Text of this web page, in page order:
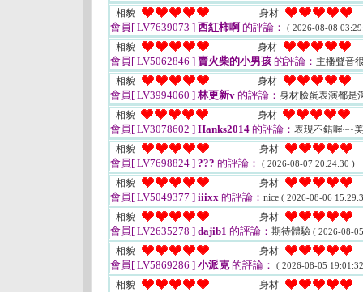
相貌 身材
會員[ LV7639073 ] 西紅柿啊 的評論： ( 2026-08-08
相貌 身材
會員[ LV5062846 ] 賣火柴的小男孩 的評論： 主播聲音
相貌
身材
會員[ LV3994060 ] 林更新v 的評論： 身材臉蛋表演都是
相貌
身材
會員[ LV3078602 ] Hanks2014 的評論： 表現不錯喔~~
相貌
身材
會員[ LV7698824 ] ??? 的評論： ( 2026-08-07 20:24:30 )
相貌 身材
會員[ LV5049377 ] iiixx 的評論： nice ( 2026-08-06
相貌 身材
會員[ LV2635278 ] dajib1 的評論： 期待體驗 ( 2026-08-
相貌 身材
會員[ LV5869286 ] 小派克的評論： ( 2026-08-05
相貌 身材